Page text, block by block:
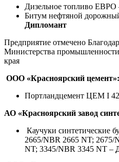
Дизельное топливо ЕВРО
Битум нефтяной
Дипломант
Предприятие отмечено
Министерства
края
ООО «Красноярский цемент»:
Портландцемент ЦЕМ I
АО «Красноярский завод
Каучуки синтетические
2665/NBR 2665 NT; 2675/
NT; 3345/NBR 3345 NT –